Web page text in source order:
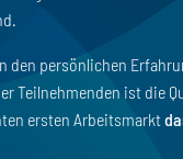
den persönlichen
Teilnehmenden ist die
ersten Arbeitsmarkt